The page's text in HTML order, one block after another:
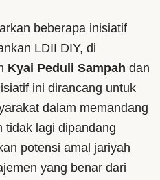
beberapa inisiatif
LDII DIY, di
Kyai Peduli Sampah dan
ini dirancang untuk
dalam memandang
tidak lagi dipandang
potensi amal jariyah
yang benar dari